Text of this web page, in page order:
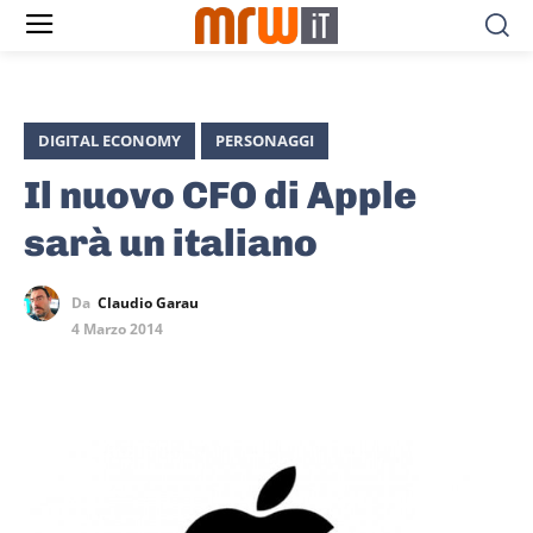
DIGITAL ECONOMY PERSONAGGI
Il nuovo CFO di Apple
sarà un italiano
Da Claudio Garau
4 Marzo 2014